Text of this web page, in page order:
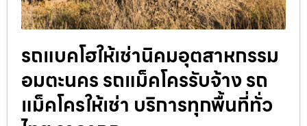
รถแบคโฮให้เช่านิคมอุตสาหกรรม
อมตะนคร รถแม็คโครรับจ้าง รถ
แม็คโครให้เช่า บริการทุกพื้นที่ทั่ว